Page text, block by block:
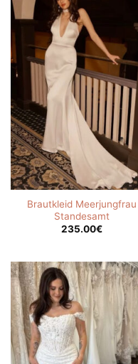
Brautkleid Meerjungfrau
Standesamt
235.00€